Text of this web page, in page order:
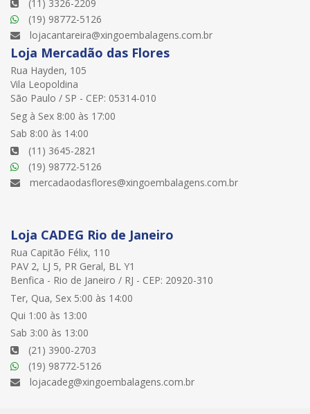
(11) 3326-2209
(19) 98772-5126
lojacantareira@xingoembalagens.com.br
Loja Mercadão das Flores
Rua Hayden, 105
Vila Leopoldina
São Paulo / SP - CEP: 05314-010
Seg à Sex 8:00 às 17:00
Sab 8:00 às 14:00
(11) 3645-2821
(19) 98772-5126
mercadaodasflores@xingoembalagens.com.br
Loja CADEG Rio de Janeiro
Rua Capitão Félix, 110
PAV 2, LJ 5, PR Geral, BL Y1
Benfica - Rio de Janeiro / RJ - CEP: 20920-310
Ter, Qua, Sex 5:00 às 14:00
Qui 1:00 às 13:00
Sab 3:00 às 13:00
(21) 3900-2703
(19) 98772-5126
lojacadeg@xingoembalagens.com.br